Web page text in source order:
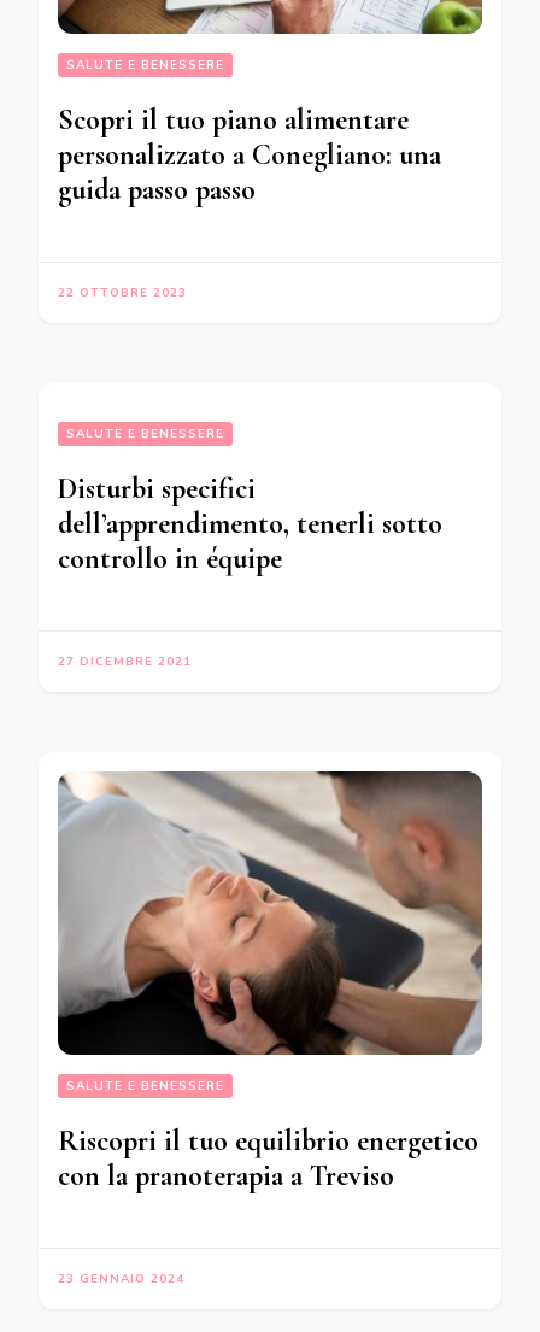
SALUTE E BENESSERE
Scopri il tuo piano alimentare
personalizzato a Conegliano: una
guida passo passo
22 OTTOBRE 2023
SALUTE E BENESSERE
Disturbi specifici
dell’apprendimento, tenerli sotto
controllo in équipe
27 DICEMBRE 2021
SALUTE E BENESSERE
Riscopri il tuo equilibrio energetico
con la pranoterapia a Treviso
23 GENNAIO 2024